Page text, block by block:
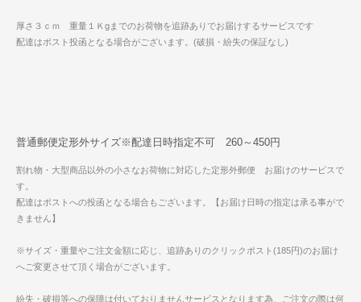
厚さ３ｃｍ 重量１Ｋgまでのお荷物を追跡ありでお届けするサービスです
配達はポスト投函となる場合がございます。(破損・紛失の保証なし)
普通郵便定形外サイズ※配達日時指定不可 260～450円
割れ物・大型商品以外の小さなお荷物に対応した定形外郵便 お届けのサービスで
す。
配達はポストへの投函となる場合もございます。【お届け日時の指定は承る事がで
きません】
※サイズ・重量やご注文金額に応じ、追跡ありのクリックポスト(185円)のお届け
へご変更させて頂く場合がございます。
紛失・破損等への保障は付いておりませんサービスとなります為、ご注文の際は何